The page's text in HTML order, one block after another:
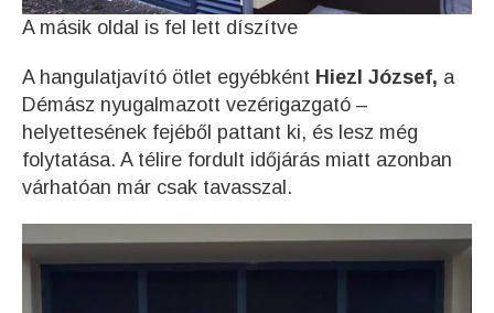
A másik oldal is fel lett díszítve
A hangulatjavító ötlet egyébként Hiezl József, a
Démász nyugalmazott vezérigazgató –
helyettesének fejéből pattant ki, és lesz még
folytatása. A télire fordult időjárás miatt azonban
várhatóan már csak tavasszal.